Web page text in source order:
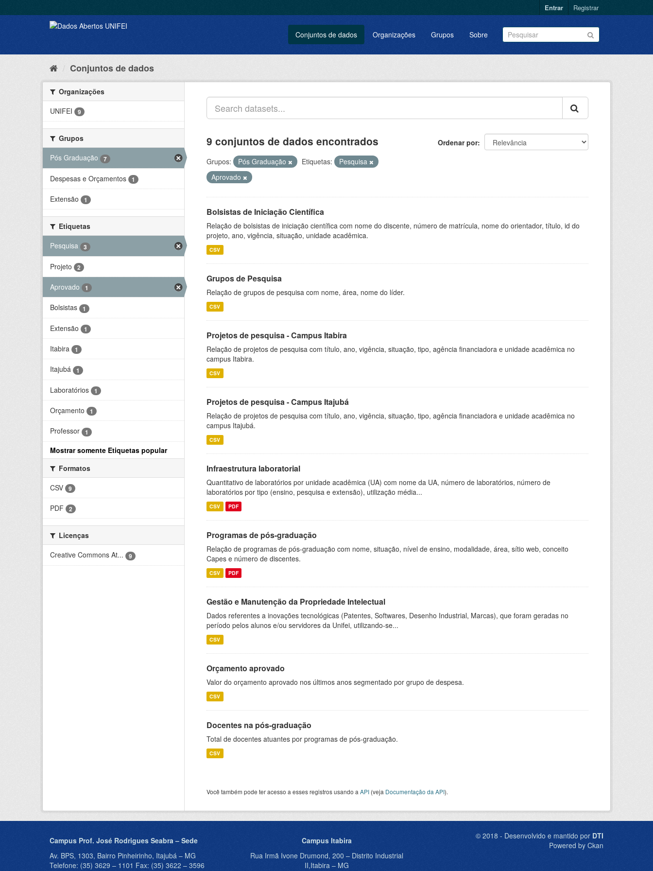
Entrar Registrar
Conjuntos de dados Organizações Grupos Sobre
Conjuntos de dados
Organizações
UNIFEI
9
Grupos
Pós Graduação
7
Despesas e Orçamentos 1
Extensão 1
Etiquetas
Pesquisa
3
Projeto 2
Aprovado 1
Bolsistas 1
Extensão 1
Itabira 1
Itajubá 1
Laboratórios 1
Orçamento 1
Professor 1
Mostrar somente Etiquetas popular
Formatos
CSV
9
PDF 2
Licenças
Creative Commons At...
9
Ordenar por
9 conjuntos de dados encontrados
Grupos: Pós Graduação Etiquetas:
Pesquisa
Aprovado
Bolsistas de Iniciação Científica
Relação de bolsistas de iniciação científica com nome do discente, número de matrícula, nome do orientador, título, id do
projeto, ano, vigência, situação, unidade acadêmica.
CSV
Grupos de Pesquisa
Relação de grupos de pesquisa com nome, área, nome do líder.
CSV
Projetos de pesquisa - Campus Itabira
Relação de projetos de pesquisa com título, ano, vigência, situação, tipo, agência financiadora e unidade acadêmica no
campus Itabira.
CSV
Projetos de pesquisa - Campus Itajubá
Relação de projetos de pesquisa com título, ano, vigência, situação, tipo, agência financiadora e unidade acadêmica no
campus Itajubá.
CSV
Infraestrutura laboratorial
Quantitativo de laboratórios por unidade acadêmica (UA) com nome da UA, número de laboratórios, número de
laboratórios por tipo (ensino, pesquisa e extensão), utilização média...
CSV PDF
Programas de pós-graduação
Relação de programas de pós-graduação com nome, situação, nível de ensino, modalidade, área, sítio web, conceito
Capes e número de discentes.
CSV PDF
Gestão e Manutenção da Propriedade Intelectual
Dados referentes a inovações tecnológicas (Patentes, Softwares, Desenho Industrial, Marcas), que foram geradas no
período pelos alunos e/ou servidores da Unifei, utilizando-se...
CSV
Orçamento aprovado
Valor do orçamento aprovado nos últimos anos segmentado por grupo de despesa.
CSV
Docentes na pós-graduação
Total de docentes atuantes por programas de pós-graduação.
CSV
Você também pode ter acesso a esses registros usando a API (veja Documentação da API).
Campus Prof. José Rodrigues Seabra – Sede
Av. BPS, 1303, Bairro Pinheirinho, Itajubá – MG
Telefone: (35) 3629 – 1101 Fax: (35) 3622 – 3596
Campus Itabira
Rua Irmã Ivone Drumond, 200 – Distrito Industrial
II,Itabira – MG
© 2018 - Desenvolvido e mantido por DTI
Powered by Ckan